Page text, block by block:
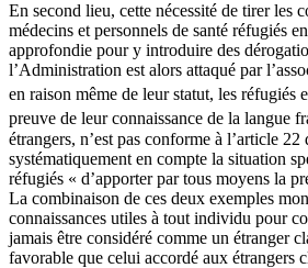
En second lieu, cette nécessité de tirer les
médecins et personnels de santé réfugiés
approfondie pour y introduire des
l’Administration est alors attaqué par
en raison même de leur statut, les réfugiés
preuve de leur connaissance de la langue
étrangers, n’est pas conforme à l’article
systématiquement en compte la situation
réfugiés « d’apporter par tous moyens la
La combinaison de ces deux exemples
connaissances utiles à tout individu pour
jamais être considéré comme un étranger
favorable que celui accordé aux étrangers